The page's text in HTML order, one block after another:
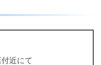
近にて